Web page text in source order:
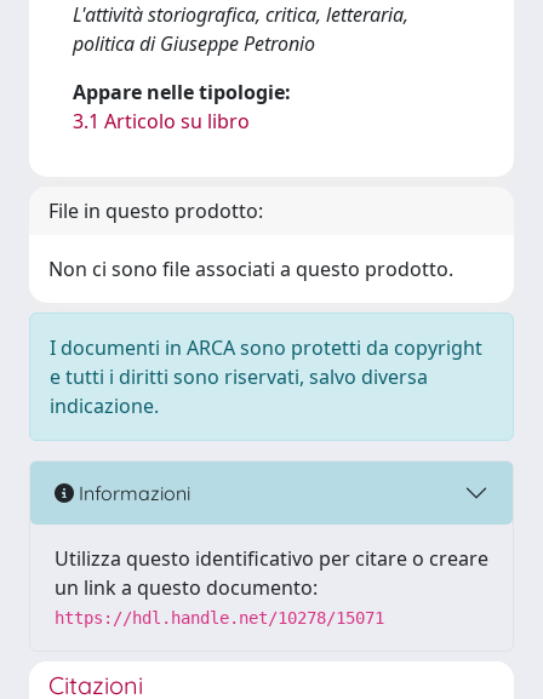
L'attività storiografica, critica, letteraria,
politica di Giuseppe Petronio
Appare nelle tipologie:
3.1 Articolo su libro
File in questo prodotto:
Non ci sono file associati a questo prodotto.
I documenti in ARCA sono protetti da copyright
e tutti i diritti sono riservati, salvo diversa
indicazione.
Informazioni
Utilizza questo identificativo per citare o creare
un link a questo documento:
https://hdl.handle.net/10278/15071
Citazioni